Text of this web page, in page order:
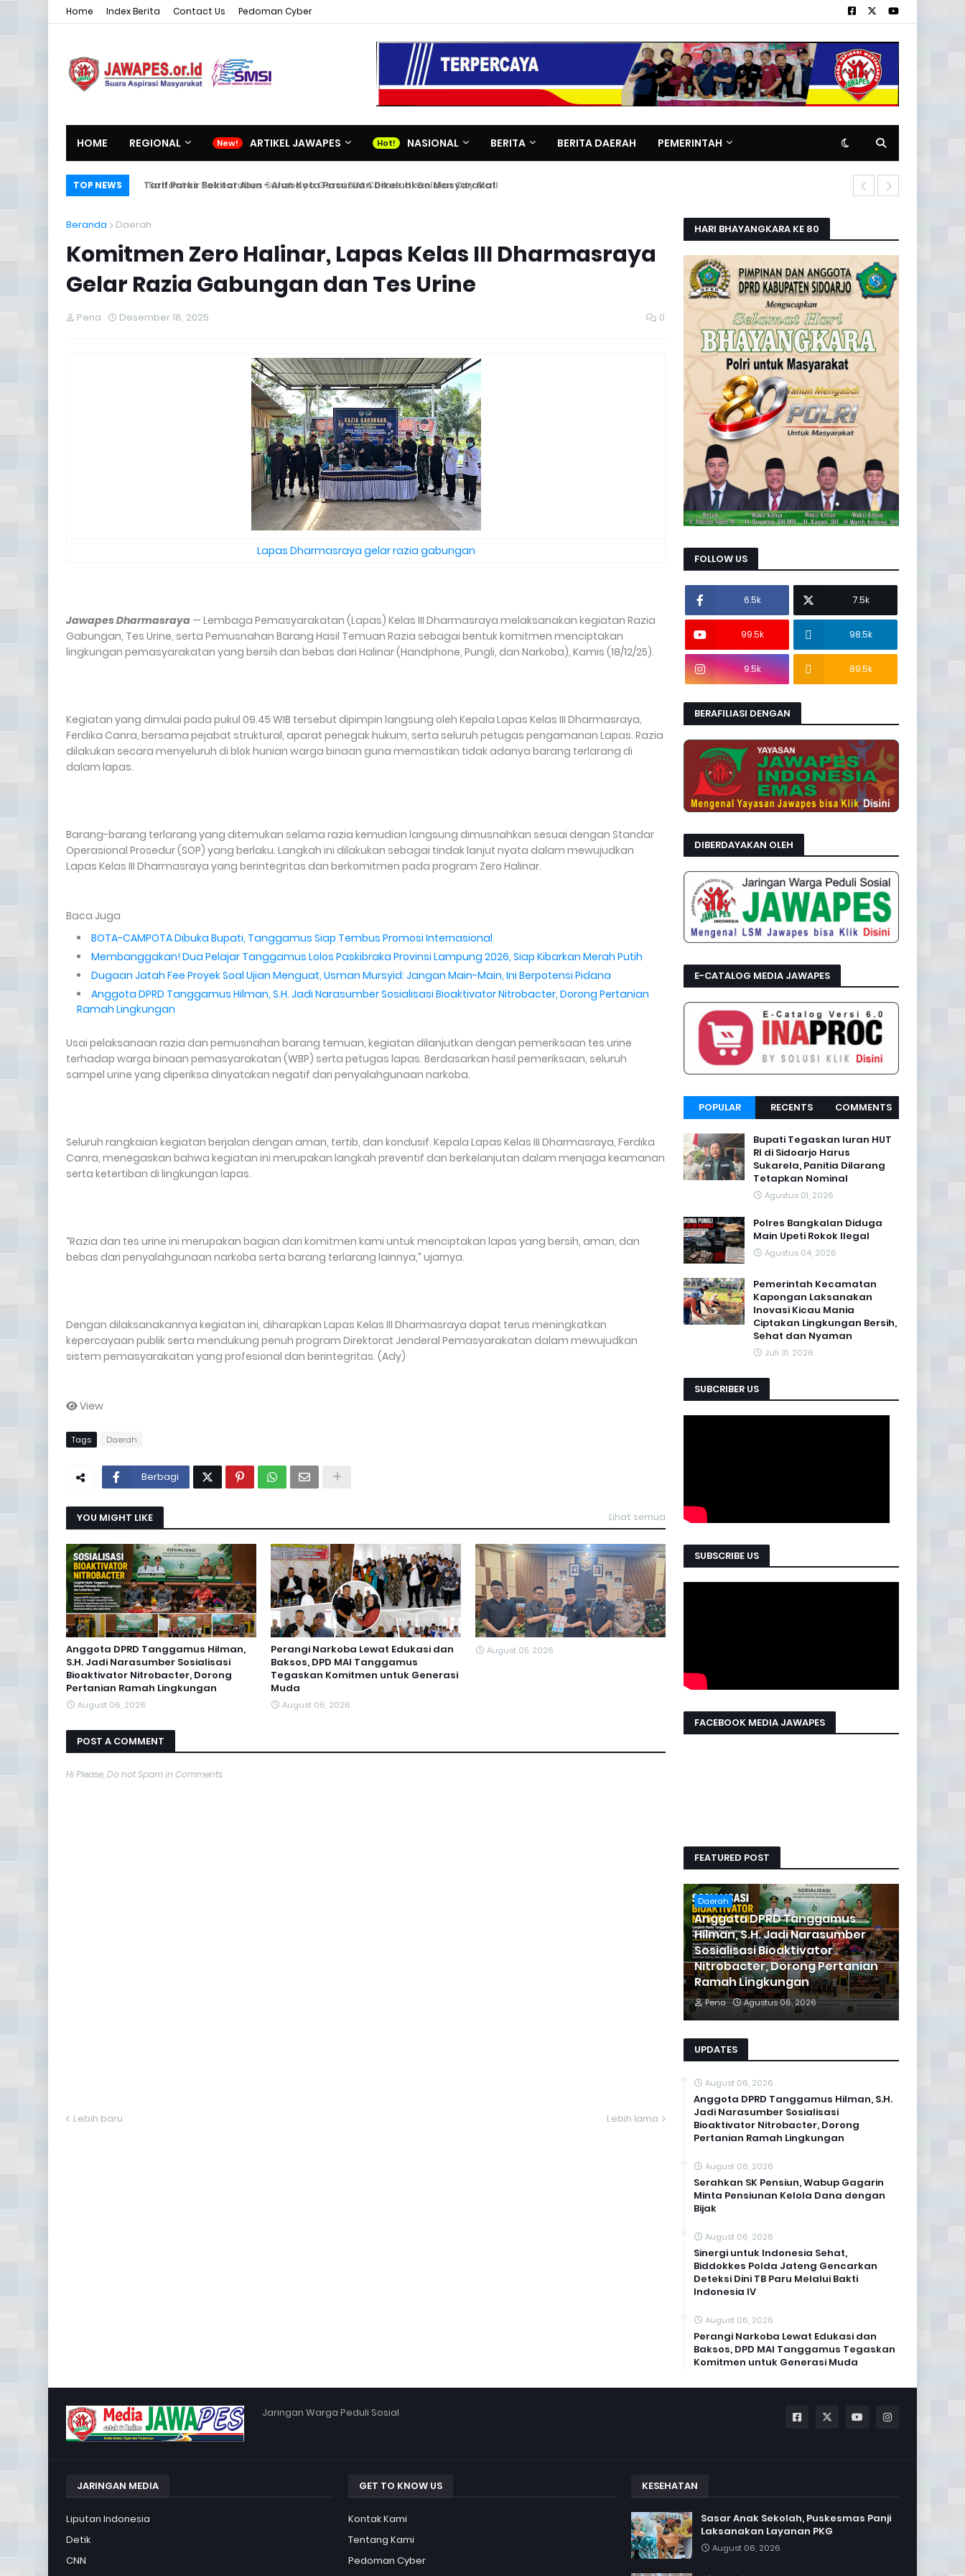
Home Index Berita Contact Us Pedoman Cyber
HOME REGIONAL ARTIKEL JAWAPES NASIONAL BERITA BERITA DAERAH PEMERINTAH
TOP NEWS Satlantas Polrestabes Surabaya Gerai SIM Corner di Golden City Mall
Beranda Daerah
Komitmen Zero Halinar, Lapas Kelas III Dharmasraya
Gelar Razia Gabungan dan Tes Urine
Pena Desember 18, 2025 0
Lapas Dharmasraya gelar razia gabungan
Jawapes Dharmasraya — Lembaga Pemasyarakatan (Lapas) Kelas III Dharmasraya melaksanakan kegiatan Razia
Gabungan, Tes Urine, serta Pemusnahan Barang Hasil Temuan Razia sebagai bentuk komitmen menciptakan
lingkungan pemasyarakatan yang bersih dan bebas dari Halinar (Handphone, Pungli, dan Narkoba), Kamis (18/12/25).
Kegiatan yang dimulai pada pukul 09.45 WIB tersebut dipimpin langsung oleh Kepala Lapas Kelas III Dharmasraya,
Ferdika Canra, bersama pejabat struktural, aparat penegak hukum, serta seluruh petugas pengamanan Lapas. Razia
dilakukan secara menyeluruh di blok hunian warga binaan guna memastikan tidak adanya barang terlarang di
dalam lapas.
Barang-barang terlarang yang ditemukan selama razia kemudian langsung dimusnahkan sesuai dengan Standar
Operasional Prosedur (SOP) yang berlaku. Langkah ini dilakukan sebagai tindak lanjut nyata dalam mewujudkan
Lapas Kelas III Dharmasraya yang berintegritas dan berkomitmen pada program Zero Halinar.
Baca Juga
BOTA-CAMPOTA Dibuka Bupati, Tanggamus Siap Tembus Promosi Internasional
Membanggakan! Dua Pelajar Tanggamus Lolos Paskibraka Provinsi Lampung 2026, Siap Kibarkan Merah Putih
Dugaan Jatah Fee Proyek Soal Ujian Menguat, Usman Mursyid: Jangan Main-Main, Ini Berpotensi Pidana
Anggota DPRD Tanggamus Hilman, S.H. Jadi Narasumber Sosialisasi Bioaktivator Nitrobacter, Dorong Pertanian
Ramah Lingkungan
Usai pelaksanaan razia dan pemusnahan barang temuan, kegiatan dilanjutkan dengan pemeriksaan tes urine
terhadap warga binaan pemasyarakatan (WBP) serta petugas lapas. Berdasarkan hasil pemeriksaan, seluruh
sampel urine yang diperiksa dinyatakan negatif dari penyalahgunaan narkoba.
Seluruh rangkaian kegiatan berjalan dengan aman, tertib, dan kondusif. Kepala Lapas Kelas III Dharmasraya, Ferdika
Canra, menegaskan bahwa kegiatan ini merupakan langkah preventif dan berkelanjutan dalam menjaga keamanan
serta ketertiban di lingkungan lapas.
“Razia dan tes urine ini merupakan bagian dari komitmen kami untuk menciptakan lapas yang bersih, aman, dan
bebas dari penyalahgunaan narkoba serta barang terlarang lainnya,” ujarnya.
Dengan dilaksanakannya kegiatan ini, diharapkan Lapas Kelas III Dharmasraya dapat terus meningkatkan
kepercayaan publik serta mendukung penuh program Direktorat Jenderal Pemasyarakatan dalam mewujudkan
sistem pemasyarakatan yang profesional dan berintegritas. (Ady)
View
Tags Daerah
Berbagi
YOU MIGHT LIKE Lihat semua
Anggota DPRD Tanggamus Hilman,
S.H. Jadi Narasumber Sosialisasi
Bioaktivator Nitrobacter, Dorong
Pertanian Ramah Lingkungan
August 06, 2026
Perangi Narkoba Lewat Edukasi dan
Baksos, DPD MAI Tanggamus
Tegaskan Komitmen untuk Generasi
Muda
August 06, 2026
August 05, 2026
POST A COMMENT
Hi Please, Do not Spam in Comments
Lebih baru Lebih lama
HARI BHAYANGKARA KE 80
FOLLOW US
6.5k 7.5k
99.5k 98.5k
9.5k 89.5k
BERAFILIASI DENGAN
DIBERDAYAKAN OLEH
E-CATALOG MEDIA JAWAPES
POPULAR RECENTS COMMENTS
Bupati Tegaskan Iuran HUT
RI di Sidoarjo Harus
Sukarela, Panitia Dilarang
Tetapkan Nominal
Agustus 01, 2026
Polres Bangkalan Diduga
Main Upeti Rokok Ilegal
Agustus 04, 2026
Pemerintah Kecamatan
Kapongan Laksanakan
Inovasi Kicau Mania
Ciptakan Lingkungan Bersih,
Sehat dan Nyaman
Juli 31, 2026
SUBCRIBER US
SUBSCRIBE US
FACEBOOK MEDIA JAWAPES
FEATURED POST
Daerah
Anggota DPRD Tanggamus
Hilman, S.H. Jadi Narasumber
Sosialisasi Bioaktivator
Nitrobacter, Dorong Pertanian
Ramah Lingkungan
Pena Agustus 06, 2026
UPDATES
August 06, 2026
Anggota DPRD Tanggamus Hilman, S.H.
Jadi Narasumber Sosialisasi
Bioaktivator Nitrobacter, Dorong
Pertanian Ramah Lingkungan
August 06, 2026
Serahkan SK Pensiun, Wabup Gagarin
Minta Pensiunan Kelola Dana dengan
Bijak
August 06, 2026
Sinergi untuk Indonesia Sehat,
Biddokkes Polda Jateng Gencarkan
Deteksi Dini TB Paru Melalui Bakti
Indonesia IV
August 06, 2026
Perangi Narkoba Lewat Edukasi dan
Baksos, DPD MAI Tanggamus Tegaskan
Komitmen untuk Generasi Muda
Jaringan Warga Peduli Sosial
JARINGAN MEDIA
Liputan Indonesia
Detik
CNN
GET TO KNOW US
Kontak Kami
Tentang Kami
Pedoman Cyber
KESEHATAN
Sasar Anak Sekolah, Puskesmas Panji
Laksanakan Layanan PKG
August 06, 2026